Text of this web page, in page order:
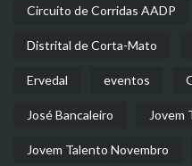
Circuito de Corridas AADP
Distrital de Corta-Mato
Ervedal eventos
José Bancaleiro Jovem
Jovem Talento Novembro